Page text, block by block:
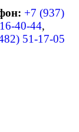
+7 (937)
40-44,
51-17-05